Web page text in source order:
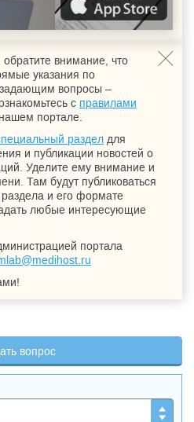
внимание, что
указания по
вопросы –
с правилами
портале.
раздел для
и публикации новостей о
Уделите ему внимание и
Там будут публиковаться
раздела и его формате
любые интересующие
портала
вопрос